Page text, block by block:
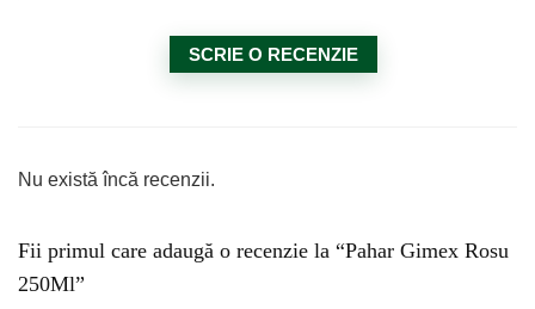
SCRIE O RECENZIE
Nu există încă recenzii.
Fii primul care adaugă o recenzie la “Pahar Gimex Rosu
250Ml”